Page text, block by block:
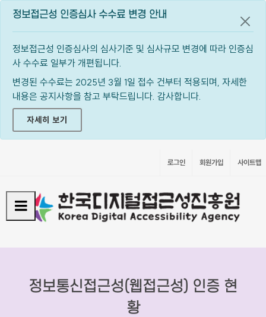
정보접근성 인증심사 수수료 변경 안내
정보접근성 인증심사의 심사기준 및 심사규모 변경에 따라 인증심
사 수수료 일부가 개편됩니다.
변경된 수수료는 2025년 3월 1일 접수 건부터 적용되며, 자세한
내용은 공지사항을 참고 부탁드립니다. 감사합니다.
자세히 보기
공지
로그인 회원가입 사이트맵
정보통신접근성(웹접근성) 인증 현
황